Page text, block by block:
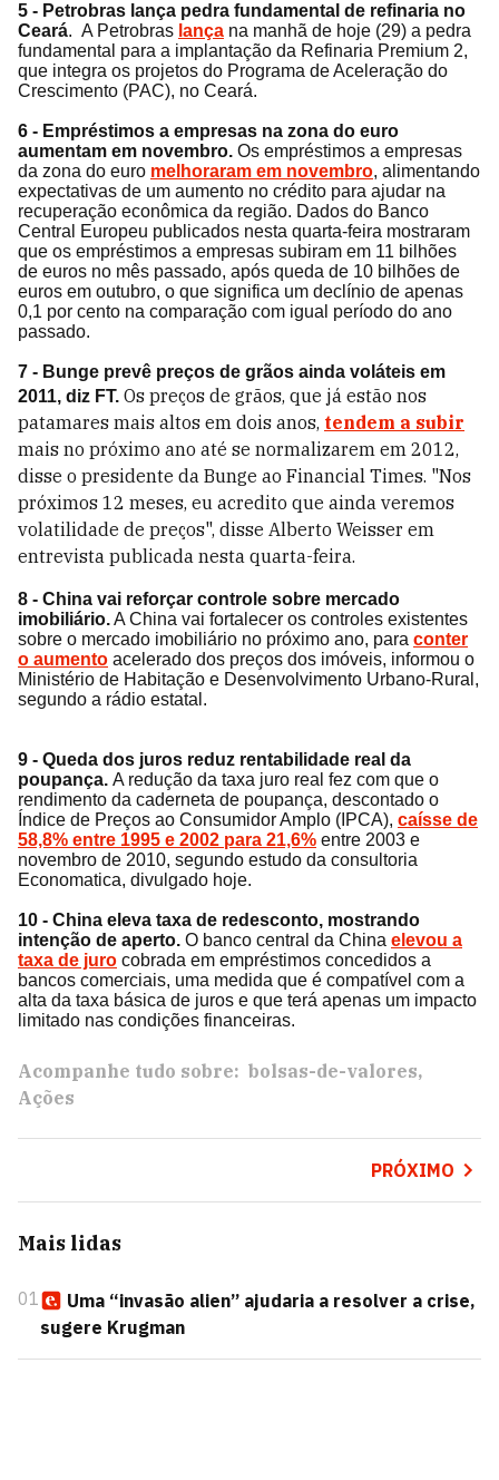
5 - Petrobras lança pedra fundamental de refinaria no
Ceará. A Petrobras lança na manhã de hoje (29) a pedra
fundamental para a implantação da Refinaria Premium 2,
que integra os projetos do Programa de Aceleração do
Crescimento (PAC), no Ceará.
6 - Empréstimos a empresas na zona do euro
aumentam em novembro. Os empréstimos a empresas
da zona do euro melhoraram em novembro, alimentando
expectativas de um aumento no crédito para ajudar na
recuperação econômica da região. Dados do Banco
Central Europeu publicados nesta quarta-feira mostraram
que os empréstimos a empresas subiram em 11 bilhões
de euros no mês passado, após queda de 10 bilhões de
euros em outubro, o que significa um declínio de apenas
0,1 por cento na comparação com igual período do ano
passado.
7 - Bunge prevê preços de grãos ainda voláteis em
2011, diz FT. Os preços de grãos, que já estão nos
patamares mais altos em dois anos, tendem a subir
mais no próximo ano até se normalizarem em 2012,
disse o presidente da Bunge ao Financial Times. "Nos
próximos 12 meses, eu acredito que ainda veremos
volatilidade de preços", disse Alberto Weisser em
entrevista publicada nesta quarta-feira.
8 - China vai reforçar controle sobre mercado
imobiliário.A China vai fortalecer os controles existentes
sobre o mercado imobiliário no próximo ano, para conter
o aumento acelerado dos preços dos imóveis, informou o
Ministério de Habitação e Desenvolvimento Urbano-Rural,
segundo a rádio estatal.
9 - Queda dos juros reduz rentabilidade real da
poupança. A redução da taxa juro real fez com que o
rendimento da caderneta de poupança, descontado o
Índice de Preços ao Consumidor Amplo (IPCA), caísse de
58,8% entre 1995 e 2002 para 21,6% entre 2003 e
novembro de 2010, segundo estudo da consultoria
Economatica, divulgado hoje.
10 - China eleva taxa de redesconto, mostrando
intenção de aperto. O banco central da China elevou a
taxa de juro cobrada em empréstimos concedidos a
bancos comerciais, uma medida que é compatível com a
alta da taxa básica de juros e que terá apenas um impacto
limitado nas condições financeiras.
Acompanhe tudo sobre: bolsas-de-valores
Ações
PRÓXIMO
Mais lidas
01
Uma “invasão alien” ajudaria a resolver a crise,
sugere Krugman